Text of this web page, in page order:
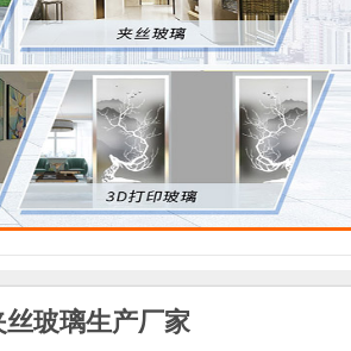
丝玻璃生产厂家